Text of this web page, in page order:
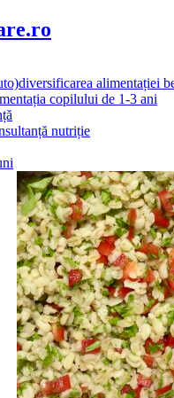
alimentației
copilului de 1-3 ani
nutriție